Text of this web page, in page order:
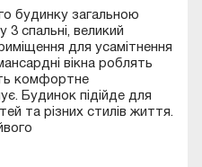
будинку загальною
спальні, великий
для усамітнення
вікна роблять
комфортне
Будинок підійде для
та різних стилів життя.